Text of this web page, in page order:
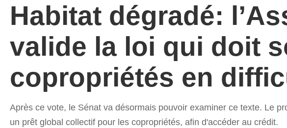
Habitat dégradé:
valide la loi qui doit
copropriétés en
Après ce vote, le Sénat va désormais pouvoir examiner ce texte. Le
un prêt global collectif pour les copropriétés, afin d'accéder au crédit.